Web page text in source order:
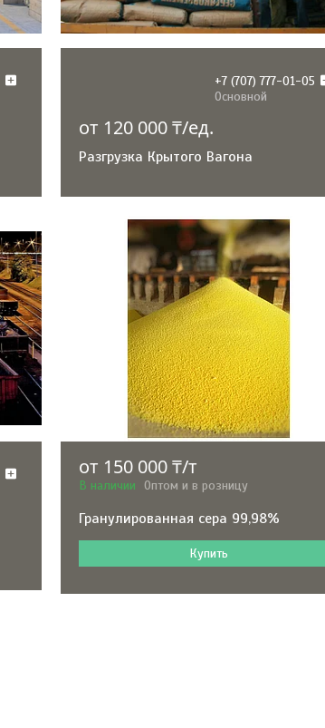
+7 (707) 777-01-05
Основной
от 120 000 ₸/ед.
Разгрузка Крытого Вагона
от 150 000 ₸/т
В наличии Оптом и в розницу
Гранулированная сера 99,98%
Купить